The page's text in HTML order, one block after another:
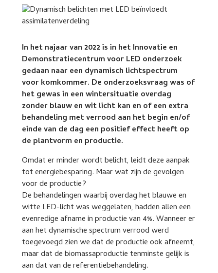
In het najaar van 2022 is in het Innovatie en
Demonstratiecentrum voor LED onderzoek
gedaan naar een dynamisch lichtspectrum
voor komkommer. De onderzoeksvraag was of
het gewas in een wintersituatie overdag
zonder blauw en wit licht kan en of een extra
behandeling met verrood aan het begin en/of
einde van de dag een positief effect heeft op
de plantvorm en productie.
Omdat er minder wordt belicht, leidt deze aanpak
tot energiebesparing. Maar wat zijn de gevolgen
voor de productie?
De behandelingen waarbij overdag het blauwe en
witte LED-licht was weggelaten, hadden allen een
evenredige afname in productie van 4%. Wanneer er
aan het dynamische spectrum verrood werd
toegevoegd zien we dat de productie ook afneemt,
maar dat de biomassaproductie tenminste gelijk is
aan dat van de referentiebehandeling.